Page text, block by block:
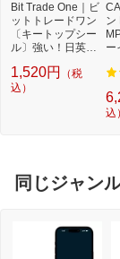
Bit Trade One｜ビ
ットトレードワン
〔キートップシー
ル〕強い！日英対
プシールセット ブ
ルー DYKTSBL
1,520円
（税
込）
ン
ー
込）
同じジャン